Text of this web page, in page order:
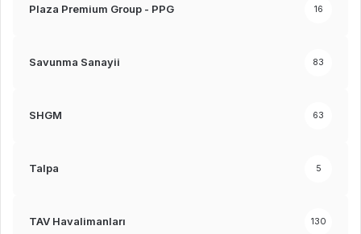
Plaza Premium Group - PPG 16
Savunma Sanayii 83
SHGM 63
Talpa 5
TAV Havalimanları 130